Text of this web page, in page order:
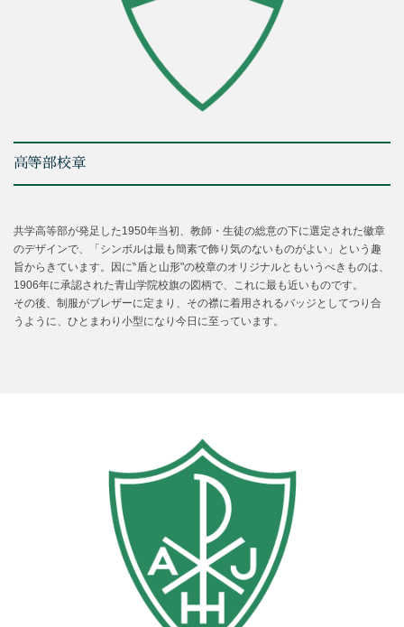
高等部校章
共学高等部が発足した1950年当初、教師・生徒の総意の下に選定された徽章
のデザインで、「シンボルは最も簡素で飾り気のないものがよい」という趣
旨からきています。因に‶盾と山形"の校章のオリジナルともいうべきものは、
1906年に承認された青山学院校旗の図柄で、これに最も近いものです。
その後、制服がブレザーに定まり、その襟に着用されるバッジとしてつり合
うように、ひとまわり小型になり今日に至っています。